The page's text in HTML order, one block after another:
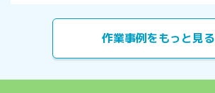
作業事例をもっと見る